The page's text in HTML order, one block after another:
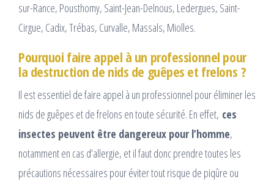
sur-Rance, Pousthomy, Saint-Jean-Delnous, Ledergues, Saint-
Cirgue, Cadix, Trébas, Curvalle, Massals, Miolles.
Pourquoi faire appel à un professionnel pour
la destruction de nids de guêpes et frelons ?
Il est essentiel de faire appel à un professionnel pour éliminer les
nids de guêpes et de frelons en toute sécurité. En effet, ces
insectes peuvent être dangereux pour l’homme,
notamment en cas d’allergie, et il faut donc prendre toutes les
précautions nécessaires pour éviter tout risque de piqûre ou